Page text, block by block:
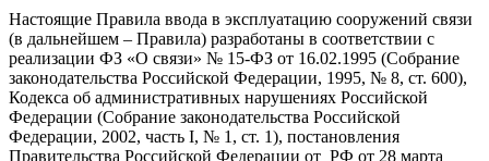
Настоящие Правила ввода в эксплуатацию сооружений связи
(в дальнейшем – Правила) разработаны в соответствии с
реализации ФЗ «О связи» № 15-ФЗ от 16.02.1995 (Собрание
законодательства Российской Федерации, 1995, № 8, ст. 600),
Кодекса об административных нарушениях Российской
Федерации (Собрание законодательства Российской
Федерации, 2002, часть I, № 1, ст. 1), постановления
Правительства Российской Федерации от РФ от 28 марта